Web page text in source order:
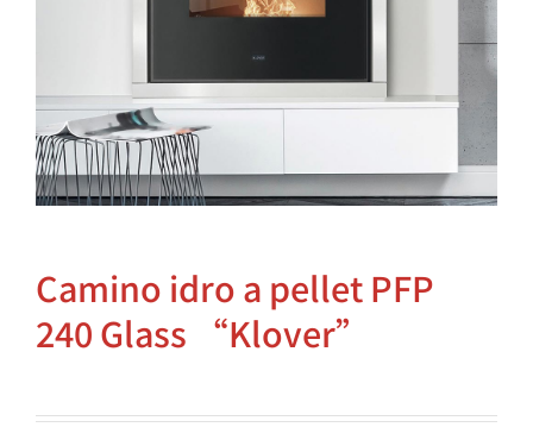
Camino idro a pellet PFP
240 Glass “Klover”